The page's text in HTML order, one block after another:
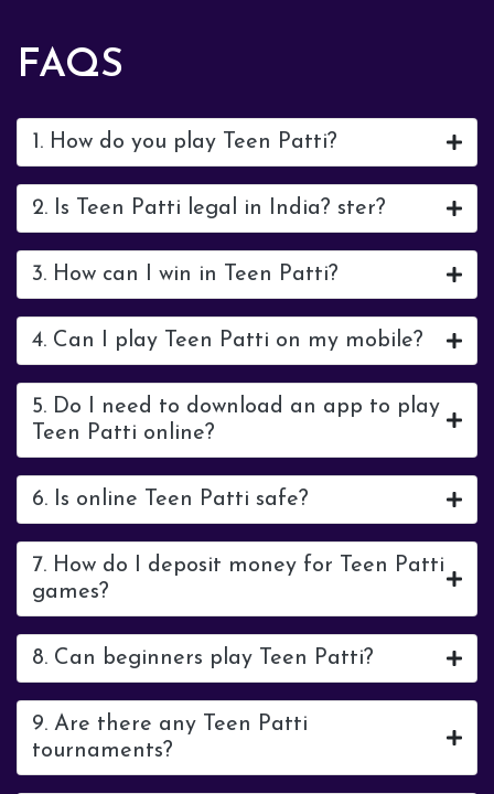
FAQS
1. How do you play Teen Patti?
2. Is Teen Patti legal in India? ster?
3. How can I win in Teen Patti?
4. Can I play Teen Patti on my mobile?
5. Do I need to download an app to play
Teen Patti online?
6. Is online Teen Patti safe?
7. How do I deposit money for Teen Patti
games?
8. Can beginners play Teen Patti?
9. Are there any Teen Patti
tournaments?